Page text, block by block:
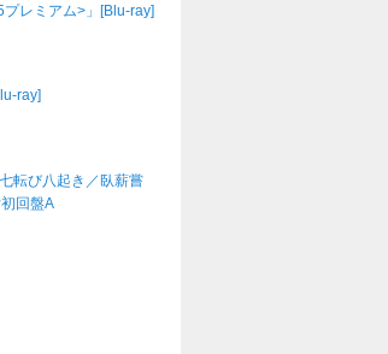
レミアム>」[Blu-ray]
ray]
転び八起き／臥薪嘗
回盤A